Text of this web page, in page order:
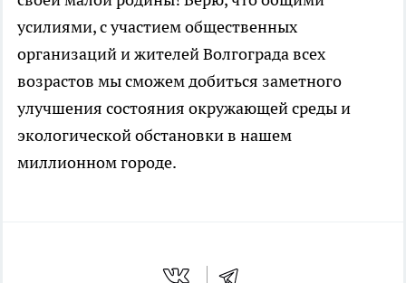
усилиями, с участием общественных
организаций и жителей Волгограда всех
возрастов мы сможем добиться заметного
улучшения состояния окружающей среды и
экологической обстановки в нашем
миллионном городе.